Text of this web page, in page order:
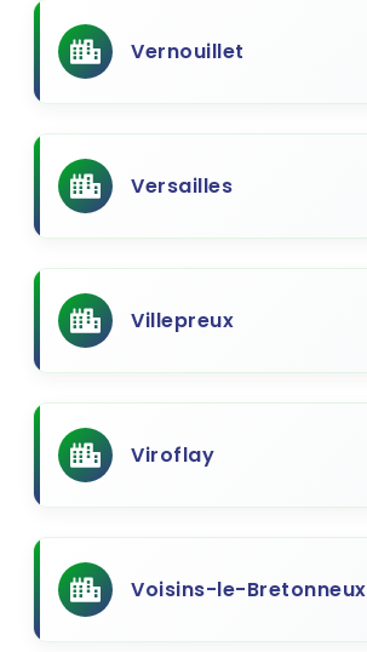
Vernouillet
Versailles
Villepreux
Viroflay
Voisins-le-Bretonneux